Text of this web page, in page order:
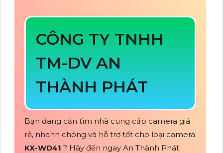
CÔNG TY TNHH
TM-DV AN
THÀNH PHÁT
Bạn đang cần tìm nhà cung cấp camera giá
rẻ, nhanh chóng và hỗ trợ tốt cho loại camera
KX-WD41 ? Hãy đến ngay An Thành Phát